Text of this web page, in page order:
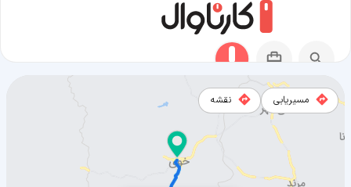
مسیریابی نقشه
مسیر خوی به ارومیه